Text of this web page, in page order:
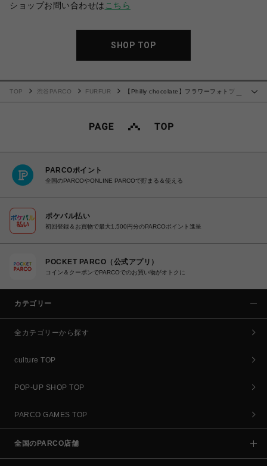
ショップお問い合わせは こちら
SHOP TOP
TOP 渋谷PARCO FURFUR
【Philly chocolate】フラワーフォトプリ
PARCOポイント
全国のPARCOやONLINE PARCOで貯まる＆使える
ポケパル払い
初回登録＆お買物で最大1,500円分のPARCOポイント進呈
POCKET PARCO（公式アプリ）
コイン＆クーポンでPARCOでのお買い物がオトクに
カテゴリー
全カテゴリーから探す
culture TOP
POP-UP SHOP TOP
PARCO GAMES TOP
全国のPARCO店舗